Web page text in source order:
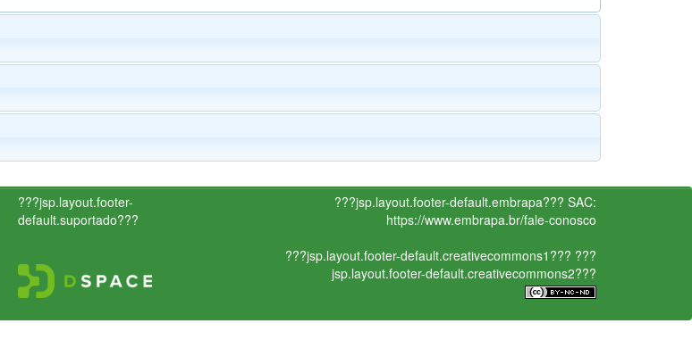
???jsp.layout.footer-
default.suportado???
???jsp.layout.footer-default.embrapa??? SAC:
https://www.embrapa.br/fale-conosco
???jsp.layout.footer-default.creativecommons1??? ???
jsp.layout.footer-default.creativecommons2???